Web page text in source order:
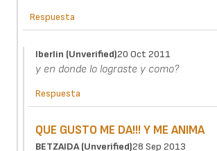
Respuesta
Iberlin (unverified)20 Oct 2011
y en donde lo lograste y como?
Respuesta
QUE GUSTO ME DA!!! Y ME ANIMA
BETZAIDA (unverified)28 Sep 2013